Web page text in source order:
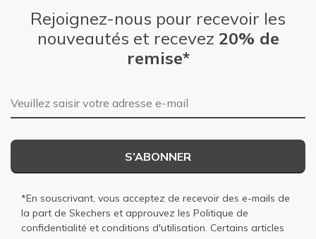
Rejoignez-nous pour recevoir les
nouveautés et recevez 20% de
remise*
Adresse e-mail
S’ABONNER
*En souscrivant, vous acceptez de recevoir des e-mails de
la part de Skechers et approuvez les Politique de
confidentialité et conditions d'utilisation. Certains articles